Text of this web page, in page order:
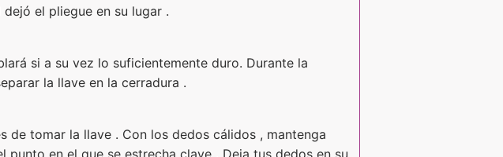
el pliegue en su lugar .
si a su vez lo suficientemente duro. Durante la
la llave en la cerradura .
de tomar la llave . Con los dedos cálidos , mantenga
en el que se estrecha clave . Deja tus dedos en su